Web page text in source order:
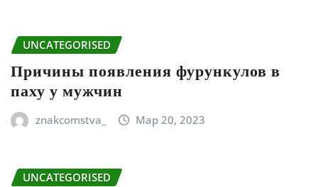
UNCATEGORISED
Причины появления фурункулов в
паху у мужчин
znakcomstva_ Мар 20, 2023
UNCATEGORISED